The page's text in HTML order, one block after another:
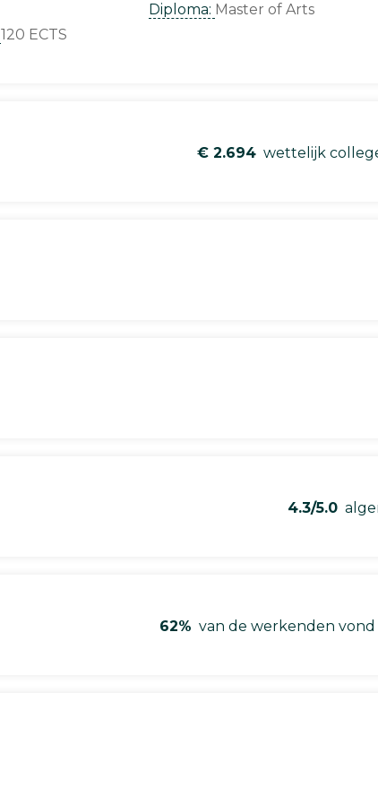
120 ECTS
Diploma: Master of Arts
€ 2.694 wettelijk
4.3/5.0
62% van de werkenden vond